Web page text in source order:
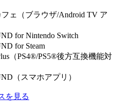
ェ（ブラウザ/Android TV ア
for Nintendo Switch
for Steam
（PS4®/PS5®後方互換機能対
（スマホアプリ）
を見る